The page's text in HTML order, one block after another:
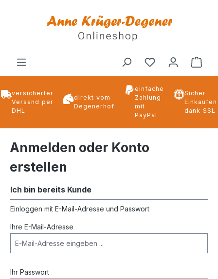
versicherter
Versand per
DHL
direkt vom
Degenerhof
einfache
Zahlung
mit
PayPal
Sicher
Einkaufen
dank SSL
Anmelden oder Konto
erstellen
Ich bin bereits Kunde
Einloggen mit E-Mail-Adresse und Passwort
Ihre E-Mail-Adresse
Ihr Passwort